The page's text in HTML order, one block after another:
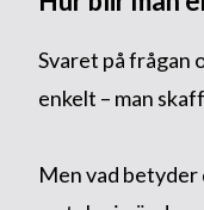
Svaret på frågan
enkelt – man
Men vad betyder